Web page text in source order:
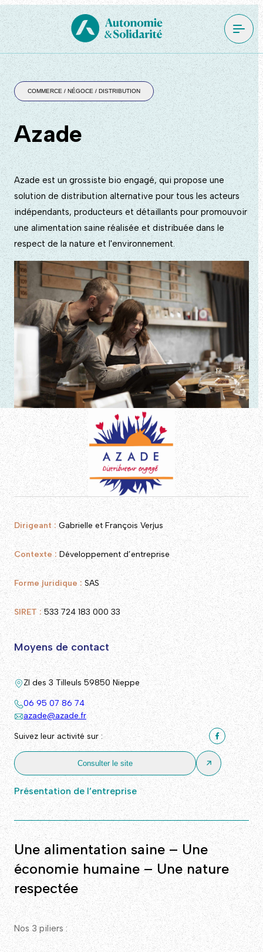
COMMERCE / NÉGOCE / DISTRIBUTION
Azade
Azade est un grossiste bio engagé, qui propose une
solution de distribution alternative pour tous les acteurs
indépendants, producteurs et détaillants pour promouvoir
une alimentation saine réalisée et distribuée dans le
respect de la nature et l'environnement.
Dirigeant :Gabrielle et François Verjus
Contexte :Développement d’entreprise
Forme juridique : SAS
SIRET :533 724 183 000 33
Moyens de contact
ZI des 3 Tilleuls 59850 Nieppe
06 95 07 86 74
azade@azade.fr
Suivez leur activité sur :
Consulter le site
Présentation de l’entreprise
Une alimentation saine – Une
économie humaine – Une nature
respectée
Nos 3 piliers :